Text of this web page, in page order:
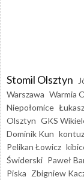
Stomil Olsztyn
Warszawa Warmia
Niepołomice
Olsztyn GKS
Dominik Kun
Pelikan Łowicz
Świderski Paweł
Piska Zbigniew